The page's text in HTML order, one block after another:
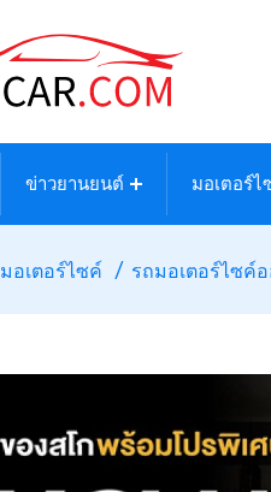
ข่าวยานยนต์ มอเตอร์ไ
มอเตอร์ไซค์ รถมอเตอร์ไซค์